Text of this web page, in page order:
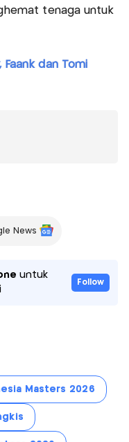
tenaga untuk
dan Tomi
News
untuk
Follow
Masters 2026